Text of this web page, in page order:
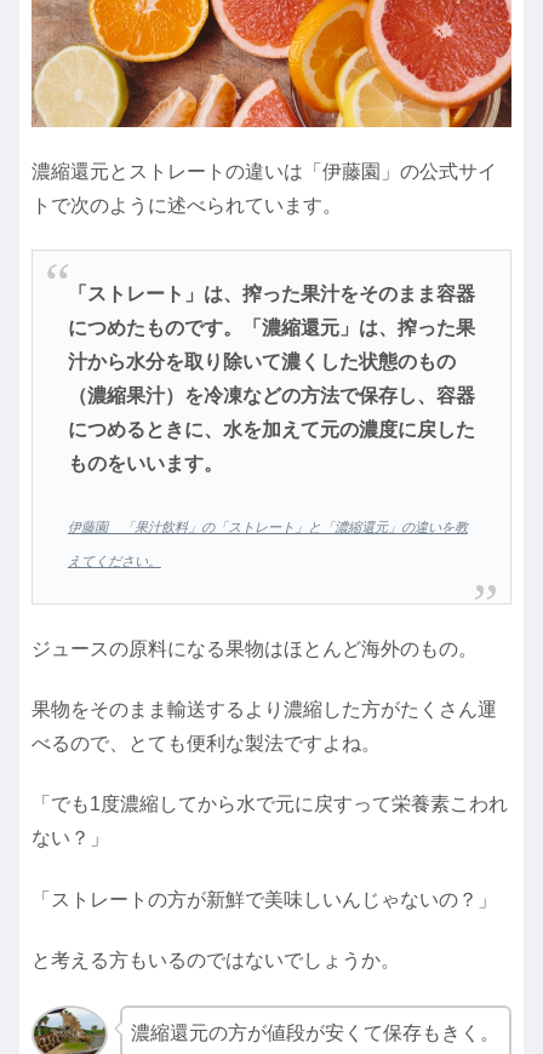
濃縮還元とストレートの違いは「伊藤園」の公式サイ
トで次のように述べられています。
「ストレート」は、搾った果汁をそのまま容器
につめたものです。「濃縮還元」は、搾った果
汁から水分を取り除いて濃くした状態のもの
（濃縮果汁）を冷凍などの方法で保存し、容器
につめるときに、水を加えて元の濃度に戻した
ものをいいます。
伊藤園 「果汁飲料」の「ストレート」と「濃縮還元」の違いを教
えてください。
ジュースの原料になる果物はほとんど海外のもの。
果物をそのまま輸送するより濃縮した方がたくさん運
べるので、とても便利な製法ですよね。
「でも1度濃縮してから水で元に戻すって栄養素こわれ
ない？」
「ストレートの方が新鮮で美味しいんじゃないの？」
と考える方もいるのではないでしょうか。
濃縮還元の方が値段が安くて保存もきく。